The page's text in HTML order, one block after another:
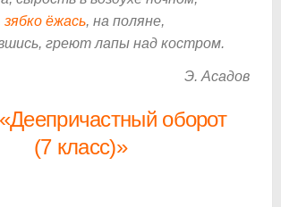
зябко ёжась, на поляне,
греют лапы над костром.
Э. Асадов
оборот
(7 класс)»